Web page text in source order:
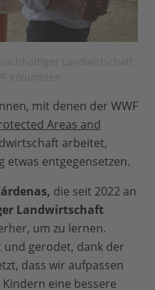
mit denen der WWF
Areas and
arbeitet,
etwas entgegensetzen.
die seit 2022 an
Landwirtschaft
um zu lernen.
gerodet, dank der
dass wir aufpassen
eine bessere